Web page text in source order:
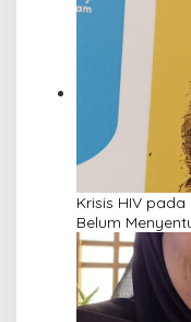
Krisis HIV
Belum